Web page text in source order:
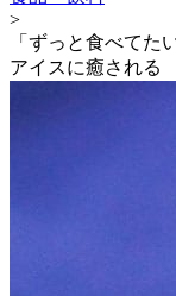
>
「ずっと食べてた
アイスに癒される